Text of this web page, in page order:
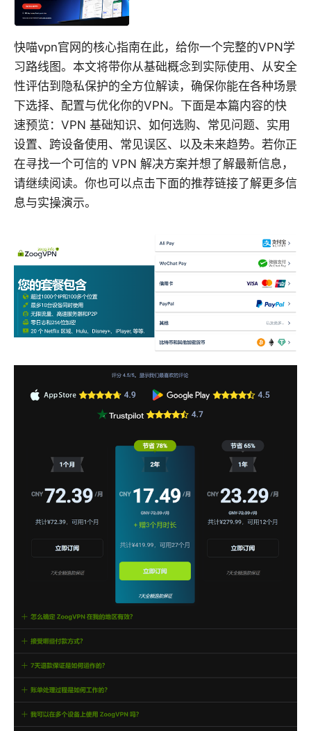
快喵vpn官网的核心指南在此，给你一个完整的VPN学
习路线图。本文将带你从基础概念到实际使用、从安全
性评估到隐私保护的全方位解读，确保你能在各种场景
下选择、配置与优化你的VPN。下面是本篇内容的快
速预览：VPN 基础知识、如何选购、常见问题、实用
设置、跨设备使用、常见误区、以及未来趋势。若你正
在寻找一个可信的 VPN 解决方案并想了解最新信息，
请继续阅读。你也可以点击下面的推荐链接了解更多信
息与实操演示。